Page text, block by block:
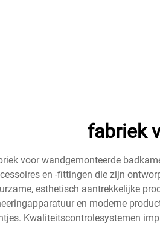
fabriek
voor wandgemonteerde
en -fittingen die zijn
esthetisch aantrekkelijke
en moderne
Kwaliteitscontrolesystemen